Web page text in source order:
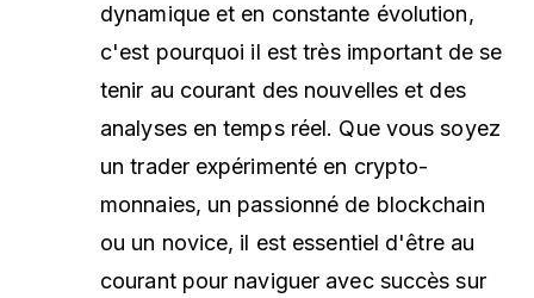
dynamique et en constante évolution,
c'est pourquoi il est très important de se
tenir au courant des nouvelles et des
analyses en temps réel. Que vous soyez
un trader expérimenté en crypto-
monnaies, un passionné de blockchain
ou un novice, il est essentiel d'être au
courant pour naviguer avec succès sur